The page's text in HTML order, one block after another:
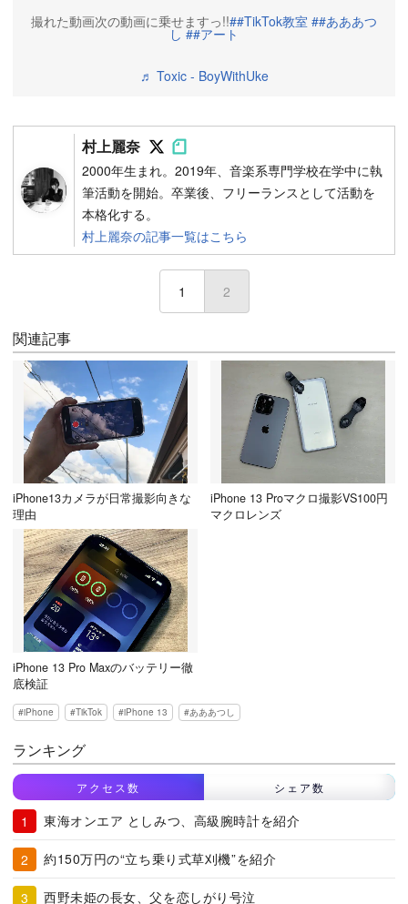
撮れた動画次の動画に乗せますっ!!##TikTok教室 ##あああつ
し ##アート
♬ Toxic - BoyWithUke
村上麗奈 Follow on SNS
Follow on SNS
2000年生まれ。2019年、音楽系専門学校在学中に執
筆活動を開始。卒業後、フリーランスとして活動を
本格化する。
村上麗奈の記事一覧はこちら
1 2
関連記事
iPhone13カメラが日常撮影向きな
理由
iPhone 13 Proマクロ撮影VS100円
マクロレンズ
iPhone 13 Pro Maxのバッテリー徹
底検証
iPhone TikTok iPhone 13 あああつし
ランキング
アクセス数 シェア数
東海オンエア としみつ、高級腕時計を紹介
約150万円の“立ち乗り式草刈機”を紹介
西野未姫の長女、父を恋しがり号泣